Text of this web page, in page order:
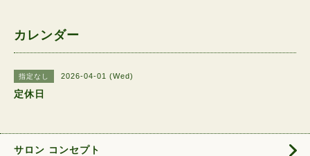
カレンダー
指定なし 2026-04-01 (Wed)
定休日
サロン コンセプト